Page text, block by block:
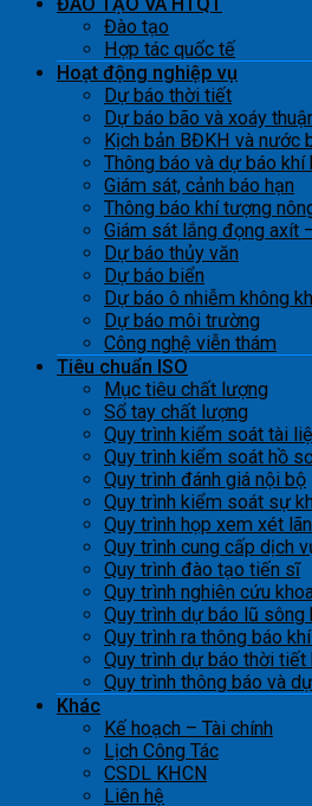
Đào tạo
Hợp tác quốc tế
Hoạt động nghiệp vụ
Dự báo thời tiết
Dự báo bão và xoáy
Kịch bản BĐKH và nước
Thông báo và dự báo khí
Giám sát, cảnh báo hạn
Thông báo khí tượng
Giám sát lắng đọng axít
Dự báo thủy văn
Dự báo biển
Dự báo ô nhiễm không
Dự báo môi trường
Công nghệ viễn thám
Tiêu chuẩn ISO
Mục tiêu chất lượng
Sổ tay chất lượng
Quy trình kiểm soát tài
Quy trình kiểm soát hồ
Quy trình đánh giá nội bộ
Quy trình kiểm soát sự
Quy trình họp xem xét
Quy trình cung cấp dịch
Quy trình đào tạo tiến sĩ
Quy trình nghiên cứu
Quy trình dự báo lũ sông
Quy trình ra thông báo
Quy trình dự báo thời tiết
Quy trình thông báo và
Khác
Kế hoạch – Tài chính
Lịch Công Tác
CSDL KHCN
Liên hệ